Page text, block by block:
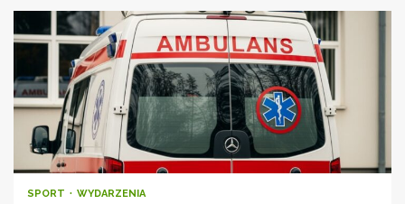
SPORT WYDARZENIA